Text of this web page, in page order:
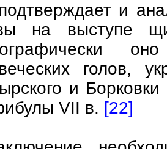
и
на выступе
голов,
и
VII в. [22]